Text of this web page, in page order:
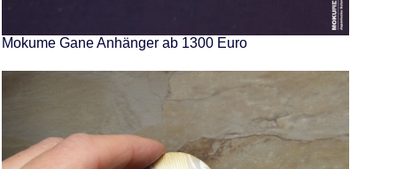
Mokume Gane Anhänger ab 1300 Euro